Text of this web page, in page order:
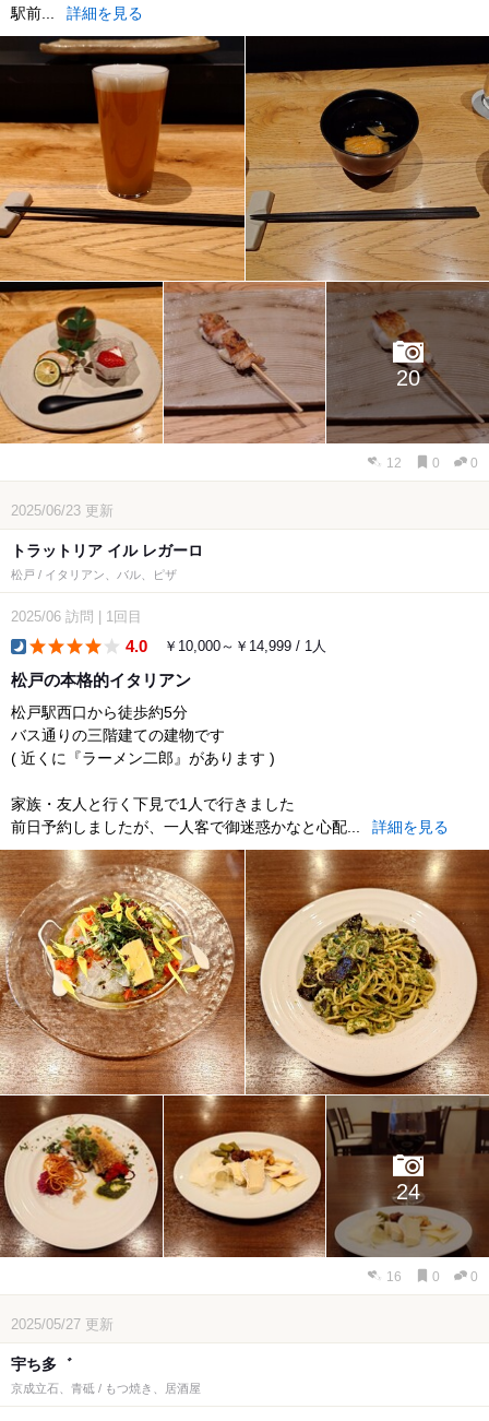
駅前... 詳細を見る
20
12 0 0
2025/06/23 更新
トラットリア イル レガーロ
松戸 / イタリアン、バル、ピザ
2025/06 訪問 1回目
4.0 ￥10,000～￥14,999 / 1人
松戸の本格的イタリアン
松戸駅西口から徒歩約5分
バス通りの三階建ての建物です
( 近くに『ラーメン二郎』があります )
家族・友人と行く下見で1人で行きました
前日予約しましたが、一人客で御迷惑かなと心配...
詳細を見る
24
16 0 0
2025/05/27 更新
宇ち多゛
京成立石、青砥 / もつ焼き、居酒屋